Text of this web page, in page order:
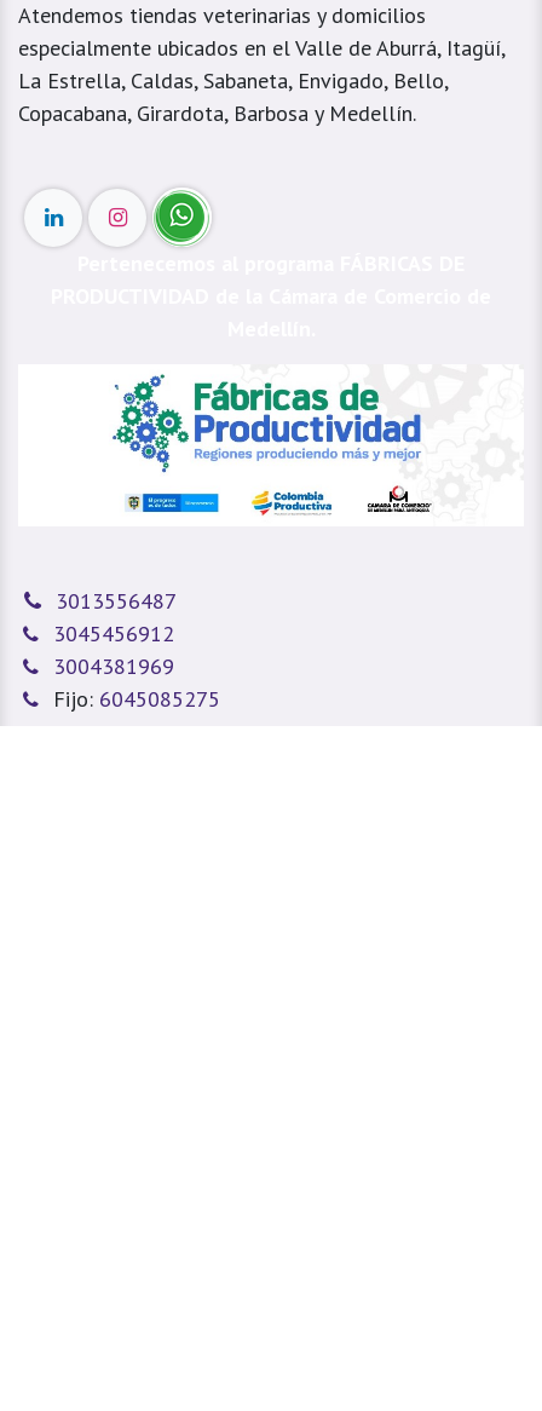
Atendemos tiendas veterinarias y domicilios
especialmente ubicados en el Valle de Aburrá, Itagüí,
La Estrella, Caldas, Sabaneta, Envigado, Bello,
Copacabana, Girardota, Barbosa y Medellín.
3013556487
3045456912
3004381969
Fijo: 6045085275